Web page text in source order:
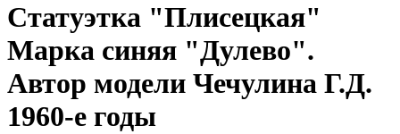
Статуэтка "Плисецкая"
Марка синяя "Дулево".
Автор модели Чечулина Г.Д.
1960-е годы